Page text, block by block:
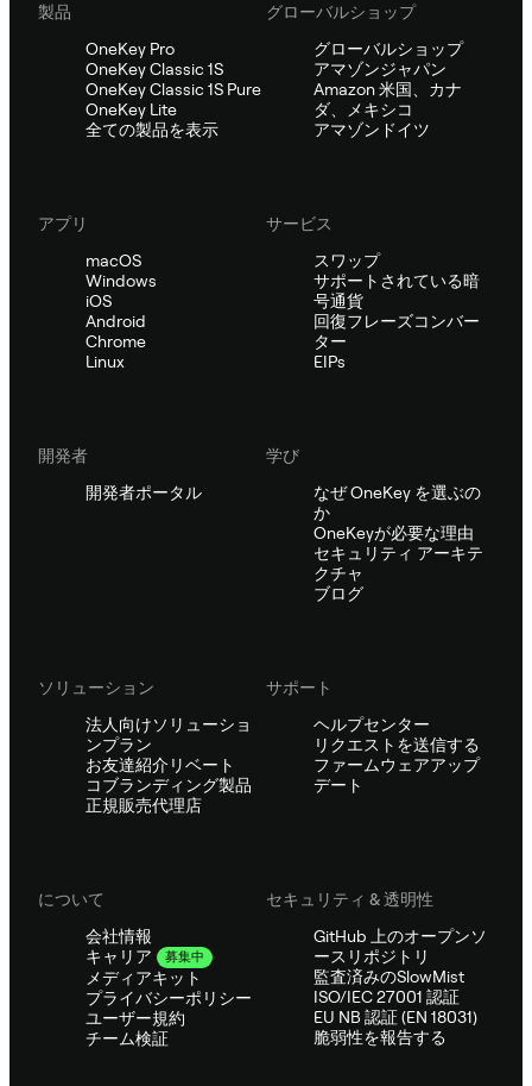
製品
OneKey Pro
OneKey Classic 1S
OneKey Classic 1S Pure
OneKey Lite
全ての製品を表示
グローバルショップ
グローバルショップ
アマゾンジャパン
Amazon 米国、カナ
ダ、メキシコ
アマゾンドイツ
アプリ
macOS
Windows
iOS
Android
Chrome
Linux
サービス
スワップ
サポートされている暗
号通貨
回復フレーズコンバー
ター
EIPs
開発者
開発者ポータル
学び
なぜ OneKey を選ぶの
か
OneKeyが必要な理由
セキュリティ アーキテ
クチャ
ブログ
ソリューション
法人向けソリューショ
ンプラン
お友達紹介リベート
コブランディング製品
正規販売代理店
サポート
ヘルプセンター
リクエストを送信する
ファームウェアアップ
デート
について
会社情報
キャリア
募集中
メディアキット
プライバシーポリシー
ユーザー規約
チーム検証
セキュリティ & 透明性
GitHub 上のオープンソ
ースリポジトリ
監査済みのSlowMist
ISO/IEC 27001 認証
EU NB 認証 (EN 18031)
脆弱性を報告する